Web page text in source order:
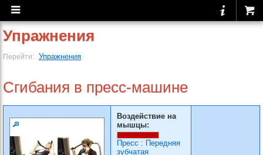
Упражнения
Перейти: Упражнения
Сгибания в пресс-машине
Воздействие на
мышцы:
Пресс : Передняя
зубчатая